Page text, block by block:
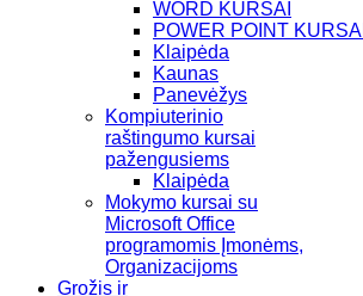
WORD KURSAI
POWER POINT KURSAI
Klaipėda
Kaunas
Panevėžys
Kompiuterinio
raštingumo kursai
pažengusiems
Klaipėda
Mokymo kursai su
Microsoft Office
programomis Įmonėms,
Organizacijoms
Grožis ir